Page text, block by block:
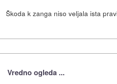
Škoda k zanga niso veljala ista
Vredno ogleda ...